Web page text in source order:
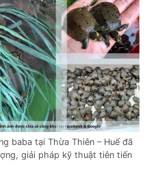
baba tại Thừa Thiên – Huế đã
giải pháp kỹ thuật tiên tiến